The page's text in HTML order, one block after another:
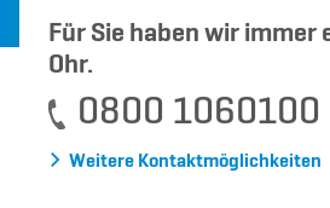
Für Sie haben wir immer
Ohr.
0800 1060100
Weitere Kontaktmöglichkeiten